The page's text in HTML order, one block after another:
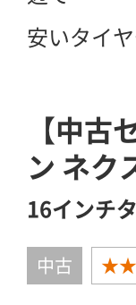
安いタイ
【中
ン ネ
16インチ
中古